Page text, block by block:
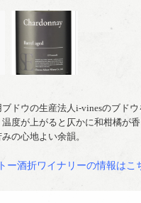
ドウの生産法人i-vinesのブド
度が上がると仄かに和柑橘が
の心地よい余韻。
ー酒折ワイナリーの情報はこ